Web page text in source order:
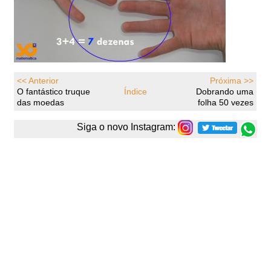
<< Anterior
O fantástico truque
das moedas
Índice
Próxima >>
Dobrando uma
folha 50 vezes
Siga o novo Instagram: